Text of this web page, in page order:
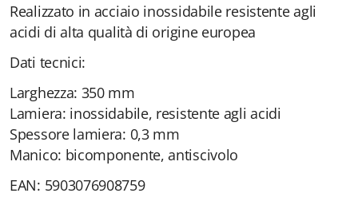
Realizzato in acciaio inossidabile resistente agli
acidi di alta qualità di origine europea
Dati tecnici:
Larghezza: 350 mm
Lamiera: inossidabile, resistente agli acidi
Spessore lamiera: 0,3 mm
Manico: bicomponente, antiscivolo
EAN: 5903076908759